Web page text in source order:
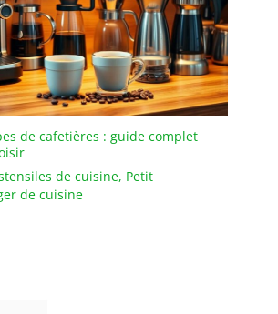
spatule en acier
inoxydable est l’outil
parfait pour servir des
gâteaux, des desserts,
des quiches ou des en-
cas. Que vous cuisiniez
pour votre famille, vos
amis ou vos invités, elle
situations.
de cafetières : guide complet
de cuisine, Petit
de cuisine